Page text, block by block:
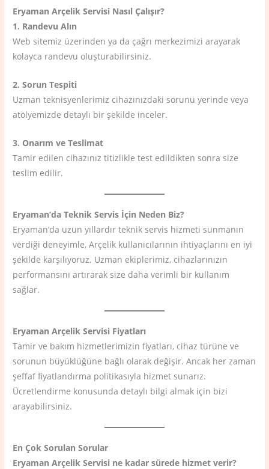
Eryaman Arçelik Servisi Nasıl Çalışır?
1. Randevu Alın
Web sitemiz üzerinden ya da çağrı merkezimizi arayarak
kolayca randevu oluşturabilirsiniz.
2. Sorun Tespiti
Uzman teknisyenlerimiz cihazınızdaki sorunu yerinde veya
atölyemizde detaylı bir şekilde inceler.
3. Onarım ve Teslimat
Tamir edilen cihazınız titizlikle test edildikten sonra size
teslim edilir.
Eryaman’da Teknik Servis İçin Neden Biz?
Eryaman’da uzun yıllardır teknik servis hizmeti sunmanın
verdiği deneyimle, Arçelik kullanıcılarının ihtiyaçlarını en iyi
şekilde karşılıyoruz. Uzman ekiplerimiz, cihazlarınızın
performansını artırarak size daha verimli bir kullanım
sağlar.
Eryaman Arçelik Servisi Fiyatları
Tamir ve bakım hizmetlerimizin fiyatları, cihaz türüne ve
sorunun büyüklüğüne bağlı olarak değişir. Ancak her zaman
şeffaf fiyatlandırma politikasıyla hizmet sunarız.
Ücretlendirme konusunda detaylı bilgi almak için bizi
arayabilirsiniz.
En Çok Sorulan Sorular
Eryaman Arçelik Servisi ne kadar sürede hizmet verir?